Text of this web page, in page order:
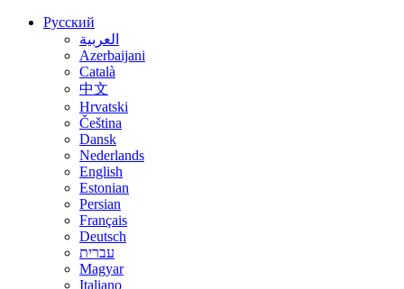
Русский
العربية
Azerbaijani
Català
中文
Hrvatski
Čeština
Dansk
Nederlands
English
Estonian
Persian
Français
Deutsch
עברית
Magyar
Italiano